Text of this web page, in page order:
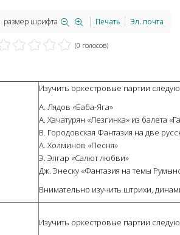
размер шрифта Печать Эл. почта
(0 голосов)
Изучить оркестровые партии
А. Лядов «Баба-Яга»
А. Хачатурян «Лезгинка» из балета
В. Городовская Фантазия на две
А. Холминов «Песня»
Э. Элгар «Салют любви»
Дж. Энеску «Фантазия на темы
Внимательно изучить штрихи,
Изучить оркестровые партии